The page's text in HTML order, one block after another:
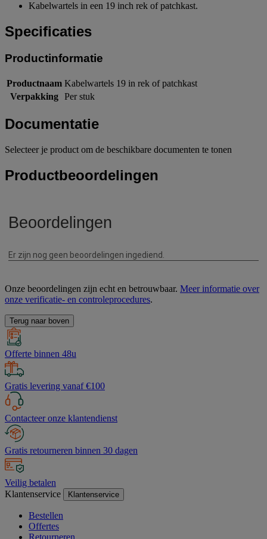
Kabelwartels in een 19 inch rek of patchkast.
Specificaties
Productinformatie
Productnaam Kabelwartels 19 in rek of patchkast
Verpakking Per stuk
Documentatie
Selecteer je product om de beschikbare documenten te tonen
Productbeoordelingen
Onze beoordelingen zijn echt en betrouwbaar. Meer informatie over
onze verificatie- en controleprocedures.
Terug naar boven
Offerte binnen 48u
Gratis levering vanaf €100
Contacteer onze klantendienst
Gratis retourneren binnen 30 dagen
Veilig betalen
Klantenservice
Klantenservice
Bestellen
Offertes
Retourneren